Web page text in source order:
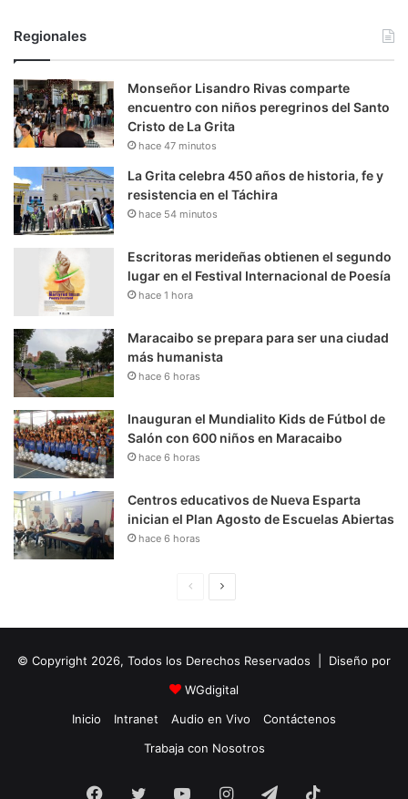
Regionales
Monseñor Lisandro Rivas comparte
encuentro con niños peregrinos del Santo
Cristo de La Grita
hace 47 minutos
La Grita celebra 450 años de historia, fe y
resistencia en el Táchira
hace 54 minutos
Escritoras merideñas obtienen el segundo
lugar en el Festival Internacional de Poesía
hace 1 hora
Maracaibo se prepara para ser una ciudad
más humanista
hace 6 horas
Inauguran el Mundialito Kids de Fútbol de
Salón con 600 niños en Maracaibo
hace 6 horas
Centros educativos de Nueva Esparta
inician el Plan Agosto de Escuelas Abiertas
hace 6 horas
i
n
a
u
i
e
e
© Copyright 2026, Todos los Derechos Reservados | Diseño por
WGdigital
Inicio
Intranet Audio en Vivo
Contáctenos
Trabaja con Nosotros
Facebook
Twitter YouTubeInstagramTelegram